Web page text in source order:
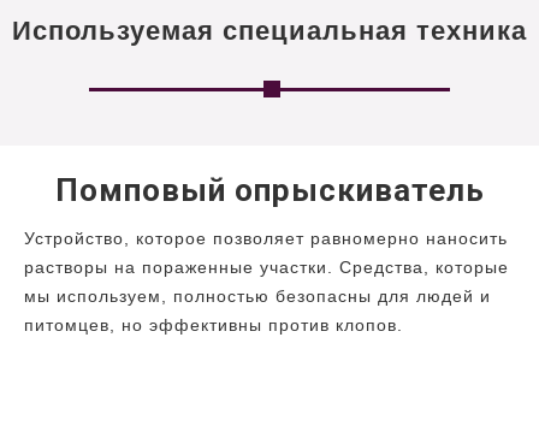
Используемая специальная техника
Помповый опрыскиватель
Устройство, которое позволяет равномерно наносить
растворы на пораженные участки. Средства, которые
мы используем, полностью безопасны для людей и
питомцев, но эффективны против клопов.